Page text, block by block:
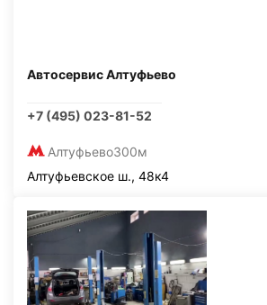
Автосервис Алтуфьево
+7 (495) 023-81-52
Алтуфьево300м
Алтуфьевское ш., 48к4